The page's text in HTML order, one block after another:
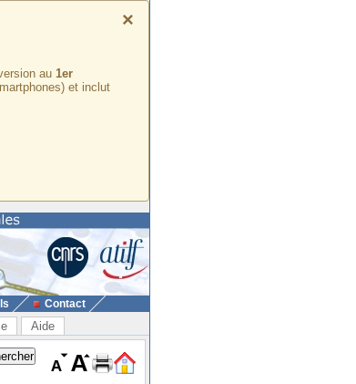
×
au 1er
et inclut
Contact
Aide